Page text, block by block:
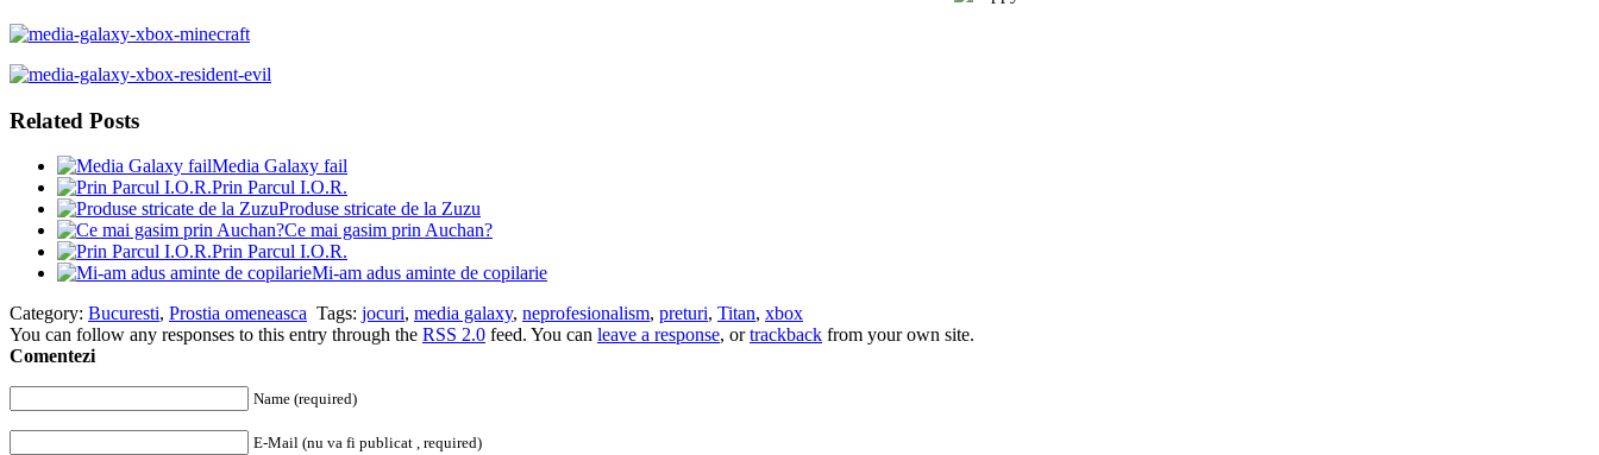
Related Posts
Media Galaxy fail
Prin Parcul I.O.R.
Produse stricate de la Zuzu
Ce mai gasim prin Auchan?
Prin Parcul I.O.R.
Mi-am adus aminte de copilarie
Category: Bucuresti, Prostia omeneasca Tags: jocuri, media galaxy, neprofesionalism, preturi, Titan, xbox
You can follow any responses to this entry through the RSS 2.0 feed. You can leave a response, ortrackback from your own site.
Comentezi
Name (required)
E-Mail (nu va fi publicat , required)